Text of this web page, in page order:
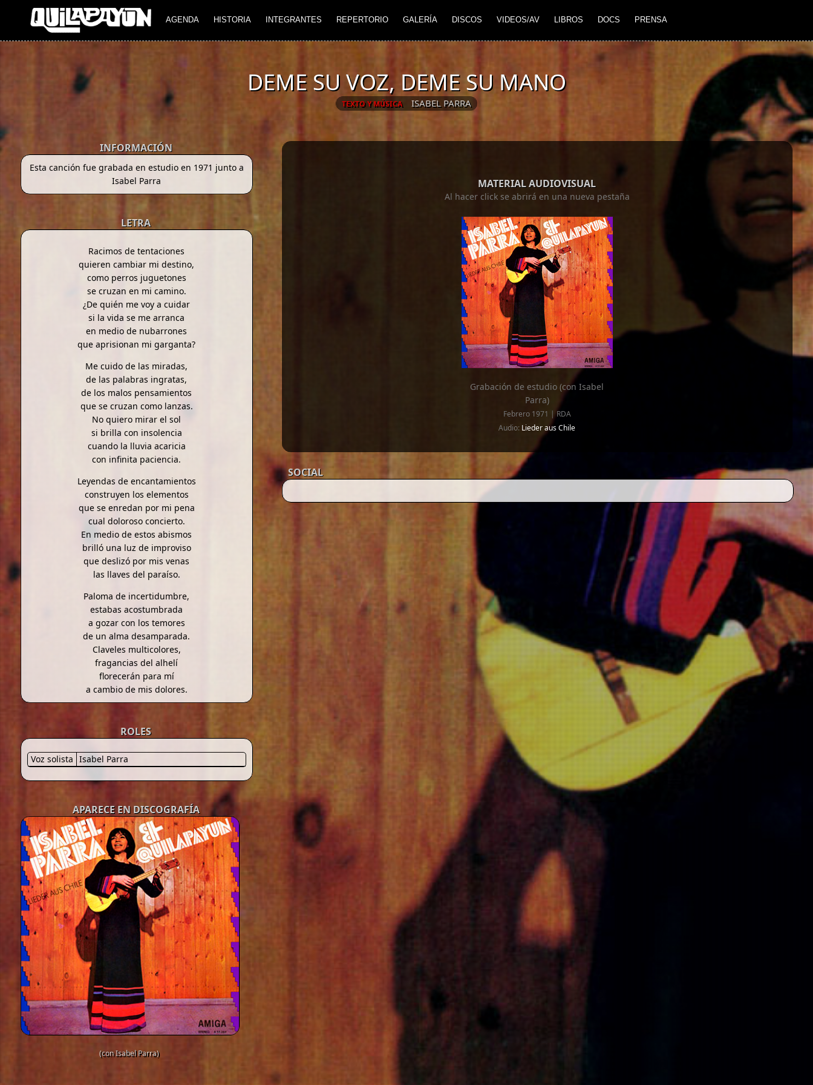
AGENDA HISTORIA INTEGRANTES REPERTORIO GALERÍA DISCOS VIDEOS/AV LIBROS DOCS PRENSA
DEME SU VOZ, DEME SU MANO
TEXTO Y MÚSICA ISABEL PARRA
INFORMACIÓN
Esta canción fue grabada en estudio en 1971 junto a
Isabel Parra
LETRA
Racimos de tentaciones
quieren cambiar mi destino,
como perros juguetones
se cruzan en mi camino.
¿De quién me voy a cuidar
si la vida se me arranca
en medio de nubarrones
que aprisionan mi garganta?
Me cuido de las miradas,
de las palabras ingratas,
de los malos pensamientos
que se cruzan como lanzas.
No quiero mirar el sol
si brilla con insolencia
cuando la lluvia acaricia
con infinita paciencia.
Leyendas de encantamientos
construyen los elementos
que se enredan por mi pena
cual doloroso concierto.
En medio de estos abismos
brilló una luz de improviso
que deslizó por mis venas
las llaves del paraíso.
Paloma de incertidumbre,
estabas acostumbrada
a gozar con los temores
de un alma desamparada.
Claveles multicolores,
fragancias del alhelí
florecerán para mí
a cambio de mis dolores.
ROLES
Voz solista Isabel Parra
APARECE EN DISCOGRAFÍA
(con Isabel Parra)
MATERIAL AUDIOVISUAL
Al hacer click se abrirá en una nueva pestaña
Grabación de estudio (con Isabel
Parra)
Febrero 1971 | RDA
Audio:Lieder aus Chile
SOCIAL